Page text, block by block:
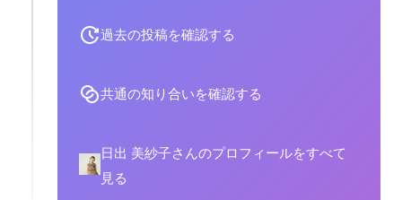
過去の投稿を確認する
共通の知り合いを確認する
日出 美紗子さんのプロフィールをすべて
見る